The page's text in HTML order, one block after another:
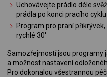
Uchovávejte prádlo déle
prádla po konci pracího
Program pro praní
rychlé 30'
Samozřejmostí jsou programy
a možnost nastavení
Pro dokonalou všestrannou